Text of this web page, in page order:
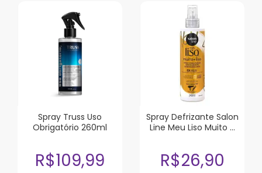
Spray Truss Uso
Obrigatório 260ml
R$109,99
Spray Defrizante Salon
Line Meu Liso Muito +
R$26,90